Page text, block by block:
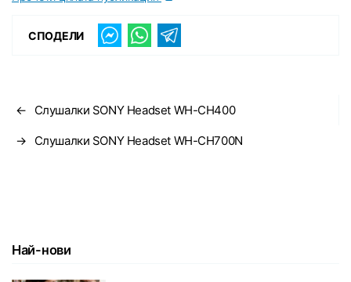
СПОДЕЛИ
← Слушалки SONY Headset WH-CH400
→ Слушалки SONY Headset WH-CH700N
Най-нови